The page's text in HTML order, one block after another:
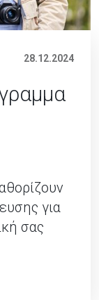
28.12.2024
για
σας